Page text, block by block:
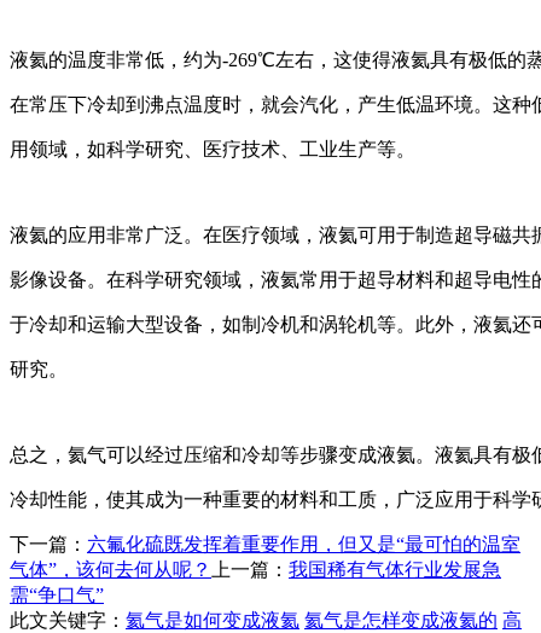
液氦的温度非常低，约为-269℃左右，这使得液氦具有极低的
在常压下冷却到沸点温度时，就会汽化，产生低温环境。这种
用领域，如科学研究、医疗技术、工业生产等。
液氦的应用非常广泛。在医疗领域，液氦可用于制造超导磁共
影像设备。在科学研究领域，液氦常用于超导材料和超导电性
于冷却和运输大型设备，如制冷机和涡轮机等。此外，液氦还
研究。
总之，氦气可以经过压缩和冷却等步骤变成液氦。液氦具有
冷却性能，使其成为一种重要的材料和工质，广泛应用于科学
下一篇： 六氟化硫既发挥着重要作用，但又是“最可怕的温室
气体”，该何去何从呢？
上一篇： 我国稀有气体行业发展急
需“争口气”
此文关键字： 氦气是如何变成液氦 氦气是怎样变成液氦的 高